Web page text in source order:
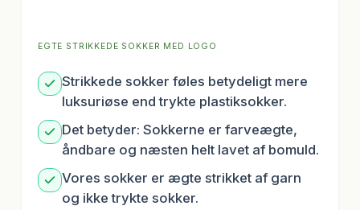
EGTE STRIKKEDE SOKKER MED LOGO
Strikkede sokker føles betydeligt mere
luksuriøse end trykte plastiksokker.
Det betyder: Sokkerne er farveægte,
åndbare og næsten helt lavet af bomuld.
Vores sokker er ægte strikket af garn
og ikke trykte sokker.